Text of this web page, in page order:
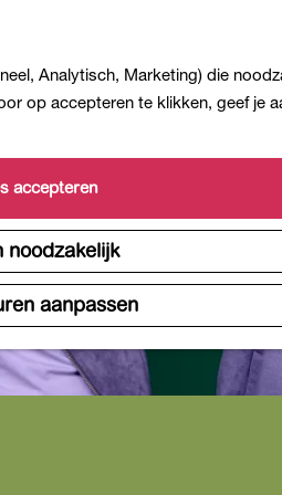
Analytisch, Marketing) die
op accepteren te klikken, geef je
accepteren
noodzakelijk
aanpassen